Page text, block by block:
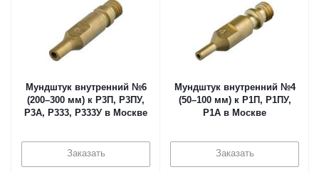
Мундштук внутренний №6
(200–300 мм) к Р3П, Р3ПУ,
Р3А, Р333, Р333У в Москве
Заказать
Мундштук внутренний №4
(50–100 мм) к Р1П, Р1ПУ,
Р1А в Москве
Заказать